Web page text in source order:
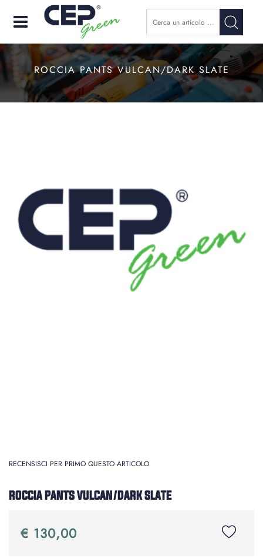
Open
ROCCIA PANTS VULCAN/DARK SLATE
RECENSISCI PER PRIMO QUESTO ARTICOLO
ROCCIA PANTS VULCAN/DARK SLATE
€ 130,00